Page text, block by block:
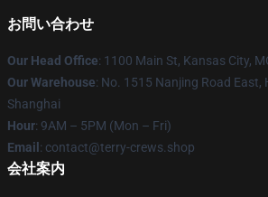
お問い合わせ
Our Head Office: 1100 Main St, Kansas City,
Our Warehouse: No. 1515 Nanjing Road East,
Shanghai
Hour: 9AM – 5PM (Mon – Fri)
Email : contact@terry-crews.shop
会社案内